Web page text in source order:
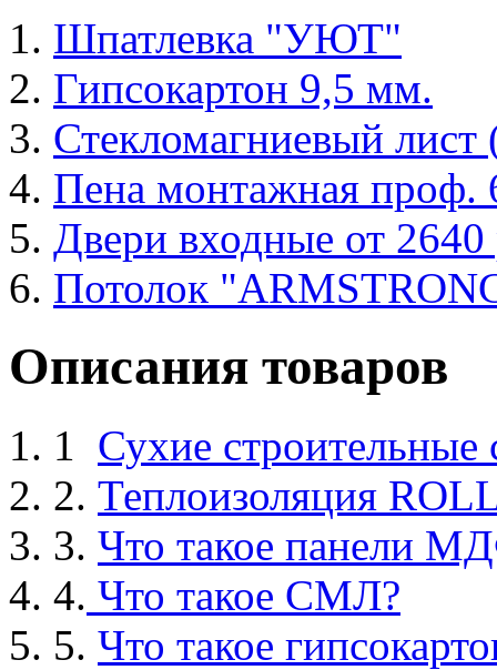
Шпатлевка "УЮТ"
Гипсокартон 9,5 мм.
Стекломагниевый
Пена монтажная проф.
Двери входные от 2640
Потолок
Описания товаров
1 Сухие
2. Теплоизоляция
3. Что такое панели
4. Что такое СМЛ?
5. Что такое